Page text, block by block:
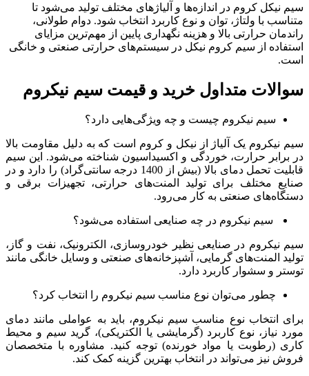
سیم نیکل کروم در اندازه‌ها و آلیاژهای مختلف تولید می‌شود تا
متناسب با ولتاژ، توان و نوع کاربرد انتخاب شود. دوام طولانی،
راندمان حرارتی بالا و هزینه نگهداری پایین از مهم‌ترین مزایای
استفاده از سیم کروم نیکل در سیستم‌های حرارتی صنعتی و خانگی
است.
سوالات متداول خرید و قیمت سیم نیکروم
سیم نیکروم چیست و چه ویژگی‌هایی دارد؟
سیم نیکروم یک آلیاژ از نیکل و کروم است که به دلیل مقاومت بالا
در برابر حرارت، خوردگی و اکسیداسیون شناخته می‌شود. این سیم
قابلیت تحمل دمای بالا (بیش از 1400 درجه سانتی‌گراد) را دارد و در
صنایع مختلف برای تولید المنت‌های حرارتی، تجهیزات برقی و
دستگاه‌های صنعتی به کار می‌رود.
سیم نیکروم در چه صنایعی استفاده می‌شود؟
سیم نیکروم در صنایعی نظیر خودروسازی، الکترونیک، نفت و گاز،
تولید المنت‌های گرمایی، آشپزخانه‌های صنعتی و وسایل خانگی مانند
توستر و سشوار کاربرد دارد.
چطور می‌توان نوع مناسب سیم نیکروم را انتخاب کرد؟
برای انتخاب نوع مناسب سیم نیکروم، باید به عواملی مانند دمای
مورد نیاز، نوع کاربرد (گرمایشی یا الکتریکی)، گرید سیم و محیط
کاری (رطوبت یا مواد خورنده) توجه کنید. مشاوره با متخصصان
فروش نیز می‌تواند در انتخاب بهترین گزینه کمک کند.